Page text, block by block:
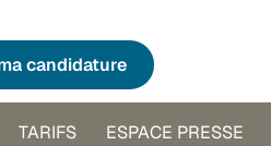
candidature
TARIFS
ESPACE PRESSE